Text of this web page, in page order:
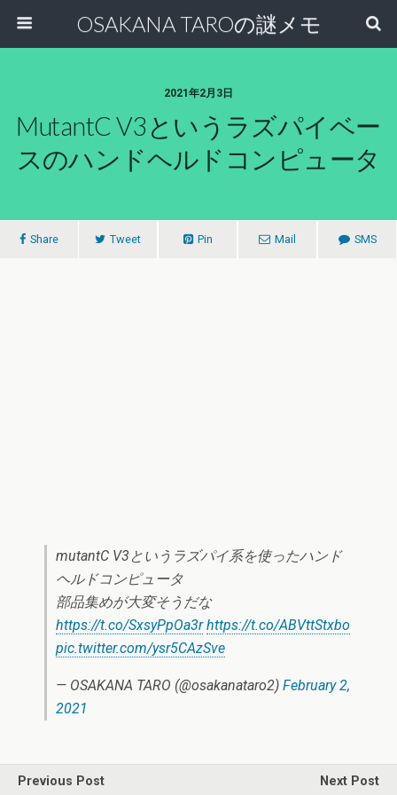
OSAKANA TAROの謎メモ
2021年2月3日
MutantC V3というラズパイベー
スのハンドヘルドコンピュータ
Share Tweet Pin Mail SMS
mutantC V3というラズパイ系を使ったハンド
ヘルドコンピュータ
部品集めが大変そうだな
https://t.co/SxsyPpOa3r https://t.co/ABVttStxbo
pic.twitter.com/ysr5CAzSve
— OSAKANA TARO (@osakanataro2) February 2,
2021
Previous Post Next Post